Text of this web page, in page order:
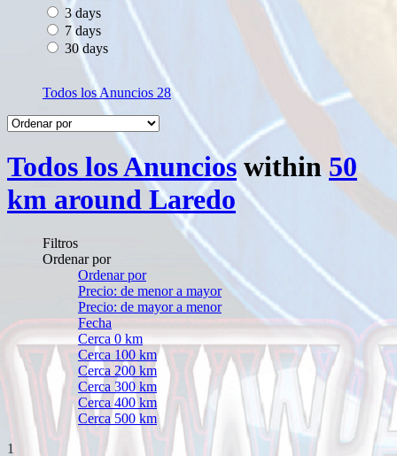
3 days
7 days
30 days
Todos los Anuncios 28
Todos los Anuncios within50
km around Laredo
Filtros
Ordenar por
Ordenar por
Precio: de menor a mayor
Precio: de mayor a menor
Fecha
Cerca 0 km
Cerca 100 km
Cerca 200 km
Cerca 300 km
Cerca 400 km
Cerca 500 km
1